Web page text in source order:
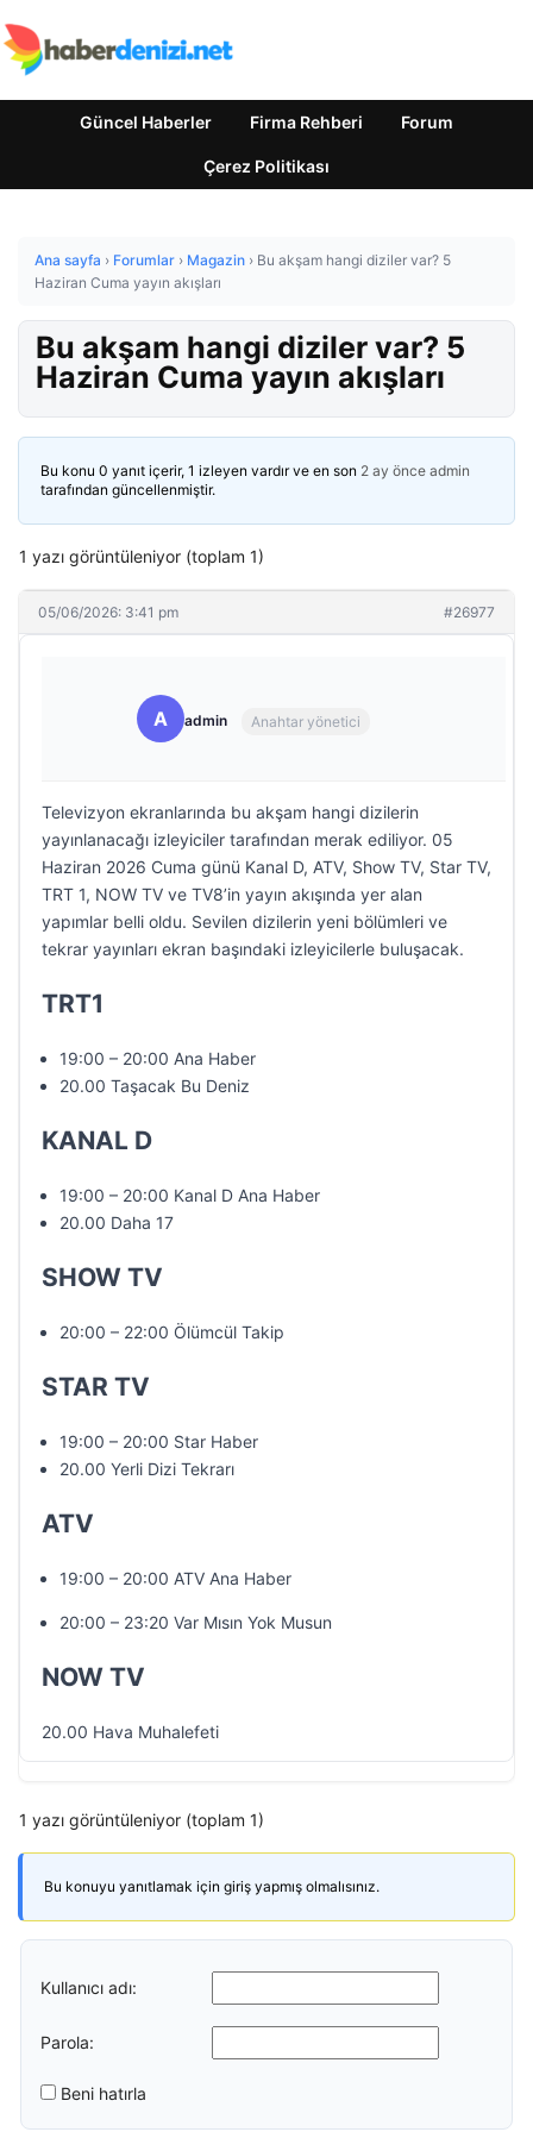
Güncel Haberler Firma Rehberi Forum
Çerez Politikası
Ana sayfa › Forumlar › Magazin › Bu akşam hangi diziler var? 5
Haziran Cuma yayın akışları
Bu akşam hangi diziler var? 5
Haziran Cuma yayın akışları
Bu konu 0 yanıt içerir, 1 izleyen vardır ve en son 2 ay önce admin
tarafından güncellenmiştir.
1 yazı görüntüleniyor (toplam 1)
05/06/2026: 3:41 pm #26977
A admin Anahtar yönetici
Televizyon ekranlarında bu akşam hangi dizilerin
yayınlanacağı izleyiciler tarafından merak ediliyor. 05
Haziran 2026 Cuma günü Kanal D, ATV, Show TV, Star TV,
TRT 1, NOW TV ve TV8’in yayın akışında yer alan
yapımlar belli oldu. Sevilen dizilerin yeni bölümleri ve
tekrar yayınları ekran başındaki izleyicilerle buluşacak.
TRT1
19:00 – 20:00 Ana Haber
20.00 Taşacak Bu Deniz
KANAL D
19:00 – 20:00 Kanal D Ana Haber
20.00 Daha 17
SHOW TV
20:00 – 22:00 Ölümcül Takip
STAR TV
19:00 – 20:00 Star Haber
20.00 Yerli Dizi Tekrarı
ATV
19:00 – 20:00 ATV Ana Haber
20:00 – 23:20 Var Mısın Yok Musun
NOW TV
20.00 Hava Muhalefeti
1 yazı görüntüleniyor (toplam 1)
Bu konuyu yanıtlamak için giriş yapmış olmalısınız.
Kullanıcı adı:
Parola:
Beni hatırla